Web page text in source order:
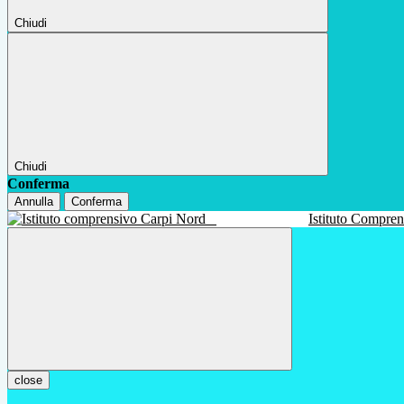
Chiudi
Chiudi
Conferma
Annulla Conferma
Istituto
close